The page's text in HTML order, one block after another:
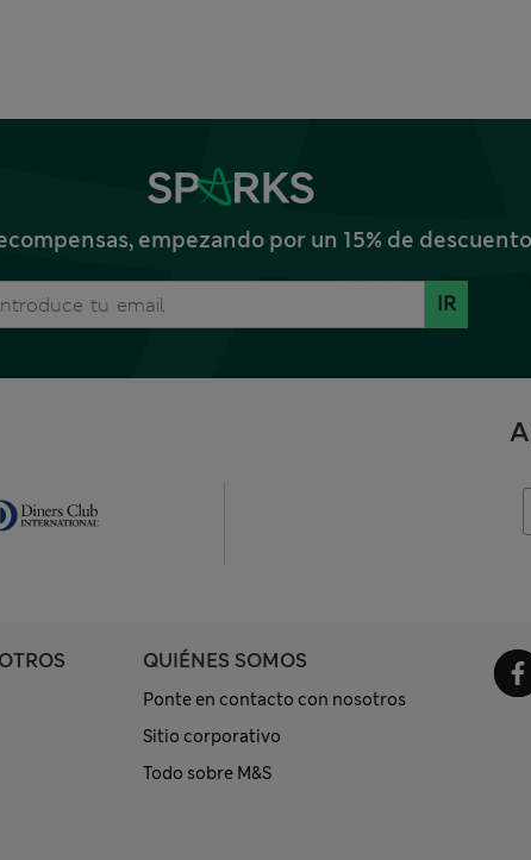
empezando por un 15% de
IR
QUIÉNES SOMOS
Ponte en contacto con nosotros
Sitio corporativo
Todo sobre M&S